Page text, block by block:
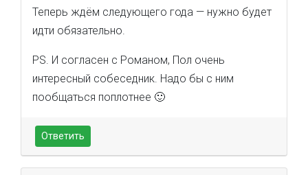
Теперь ждём следующего года — нужно будет
идти обязательно.
PS. И согласен с Романом, Пол очень
интересный собеседник. Надо бы с ним
пообщаться поплотнее 🙂
Ответить